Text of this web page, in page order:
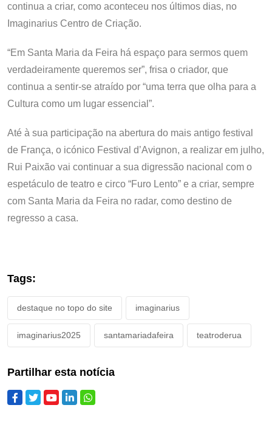
continua a criar, como aconteceu nos últimos dias, no
Imaginarius Centro de Criação.
“Em Santa Maria da Feira há espaço para sermos quem
verdadeiramente queremos ser”, frisa o criador, que
continua a sentir-se atraído por “uma terra que olha para a
Cultura como um lugar essencial”.
Até à sua participação na abertura do mais antigo festival
de França, o icónico Festival d’Avignon, a realizar em julho,
Rui Paixão vai continuar a sua digressão nacional com o
espetáculo de teatro e circo “Furo Lento” e a criar, sempre
com Santa Maria da Feira no radar, como destino de
regresso a casa.
Tags:
destaque no topo do site imaginarius
imaginarius2025 santamariadafeira teatroderua
Partilhar esta notícia